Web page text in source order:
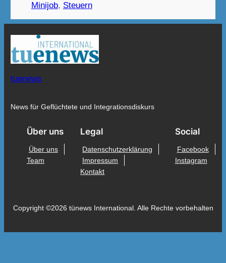
Minijob, Steuern
tuenews
News für Geflüchtete und Integrationsdiskurs
Über uns
Über uns
Team
Legal
Datenschutzerklärung
Impressum
Kontakt
Social
Facebook
Instagram
Copyright ©2026 tünews International. Alle Rechte vorbehalten